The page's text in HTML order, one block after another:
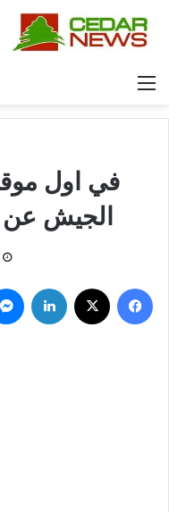
القائمة
في اول
الجيش عن
فيسبوك